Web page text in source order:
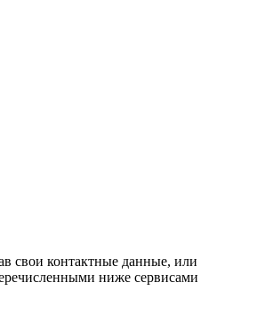
свои контактные данные, или
ниже сервисами